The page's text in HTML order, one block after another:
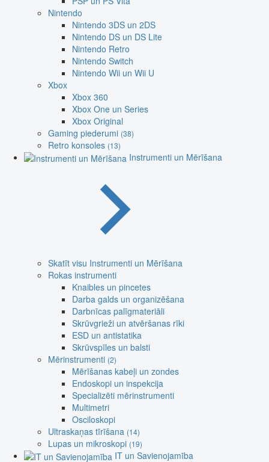
Nintendo
Nintendo 3DS un 2DS
Nintendo DS un DS Lite
Nintendo Retro
Nintendo Switch
Nintendo Wii un Wii U
Xbox
Xbox 360
Xbox One un Series
Xbox Original
Gaming piederumi (38)
Retro konsoles (13)
Instrumenti un Mērīšana
Skatīt visu Instrumenti un Mērīšana
Rokas instrumenti
Knaibles un pincetes
Darba galds un organizēšana
Darbnīcas palīgmateriāli
Skrūvgrieži un atvēršanas rīki
ESD un antistatika
Skrūvspīles un balsti
Mērinstrumenti (2)
Mērīšanas kabeļi un zondes
Endoskopi un inspekcija
Specializēti mērinstrumenti
Multimetri
Osciloskopi
Ultraskaņas tīrīšana (14)
Lupas un mikroskopi (19)
IT un Savienojamība